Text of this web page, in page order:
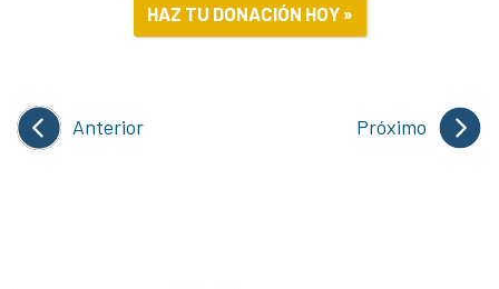
HAZ TU DONACIÓN HOY »
Anterior Próximo